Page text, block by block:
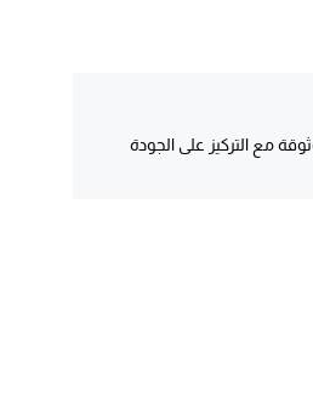
مع التركيز على الجودة